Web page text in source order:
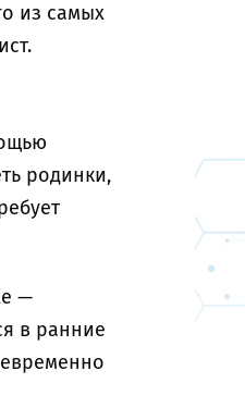
из самых
родинки,
—
в ранние